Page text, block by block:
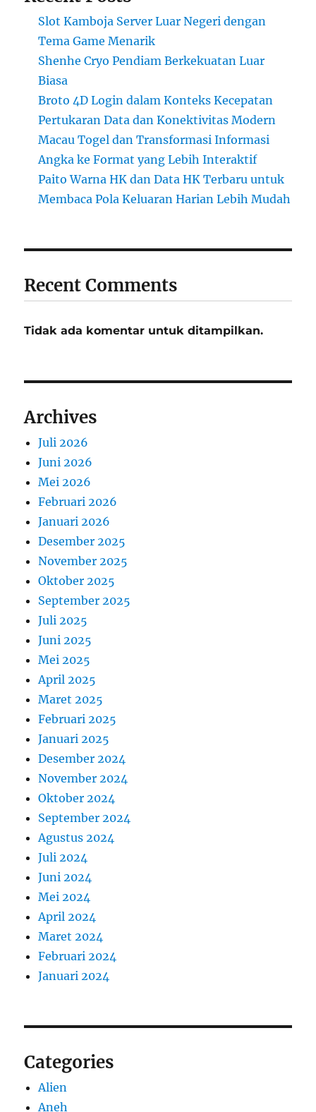
Slot Kamboja Server Luar Negeri dengan
Tema Game Menarik
Shenhe Cryo Pendiam Berkekuatan Luar
Biasa
Broto 4D Login dalam Konteks Kecepatan
Pertukaran Data dan Konektivitas Modern
Macau Togel dan Transformasi Informasi
Angka ke Format yang Lebih Interaktif
Paito Warna HK dan Data HK Terbaru untuk
Membaca Pola Keluaran Harian Lebih Mudah
Recent Comments
Tidak ada komentar untuk ditampilkan.
Archives
Juli 2026
Juni 2026
Mei 2026
Februari 2026
Januari 2026
Desember 2025
November 2025
Oktober 2025
September 2025
Juli 2025
Juni 2025
Mei 2025
April 2025
Maret 2025
Februari 2025
Januari 2025
Desember 2024
November 2024
Oktober 2024
September 2024
Agustus 2024
Juli 2024
Juni 2024
Mei 2024
April 2024
Maret 2024
Februari 2024
Januari 2024
Categories
Alien
Aneh